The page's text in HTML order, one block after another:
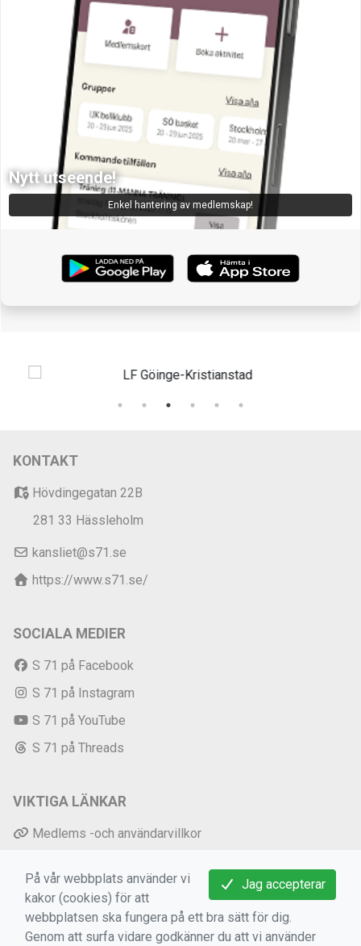
Nytt utseende!
Enkel hantering av medlemskap!
KONTAKT
Hövdingegatan 22B
281 33 Hässleholm
kansliet@s71.se
https://www.s71.se/
SOCIALA MEDIER
S 71 på Facebook
S 71 på Instagram
S 71 på YouTube
S 71 på Threads
VIKTIGA LÄNKAR
Medlems -och användarvillkor
Dataskyddsförordningen (GDPR)
Mer information om cookies
Jag accepterar
På vår webbplats använder vi
kakor (cookies) för att
webbplatsen ska fungera på ett bra sätt för dig.
Genom att surfa vidare godkänner du att vi använder